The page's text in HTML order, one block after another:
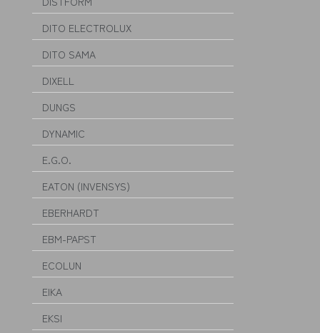
DITO ELECTROLUX
DITO SAMA
DIXELL
DUNGS
DYNAMIC
E.G.O.
EATON (INVENSYS)
EBERHARDT
EBM-PAPST
ECOLUN
EIKA
EKSI